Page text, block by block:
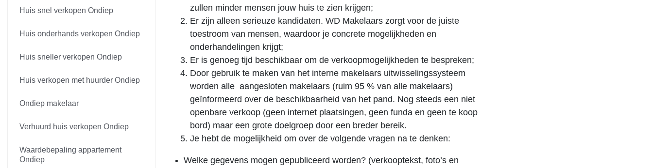
Huis snel verkopen Ondiep
Huis onderhands verkopen Ondiep
Huis sneller verkopen Ondiep
Huis verkopen met huurder Ondiep
Ondiep makelaar
Verhuurd huis verkopen Ondiep
Waardebepaling appartement
Ondiep
zullen minder mensen jouw huis te zien krijgen;
Er zijn alleen serieuze kandidaten. WD Makelaars zorgt voor de juiste
toestroom van mensen, waardoor je concrete mogelijkheden en
onderhandelingen krijgt;
Er is genoeg tijd beschikbaar om de verkoopmogelijkheden te bespreken;
Door gebruik te maken van het interne makelaars uitwisselingssysteem
worden alle aangesloten makelaars (ruim 95 % van alle makelaars)
geïnformeerd over de beschikbaarheid van het pand. Nog steeds een niet
openbare verkoop (geen internet plaatsingen, geen funda en geen te koop
bord) maar een grote doelgroep door een breder bereik.
Je hebt de mogelijkheid om over de volgende vragen na te denken:
Welke gegevens mogen gepubliceerd worden? (verkooptekst, foto’s en